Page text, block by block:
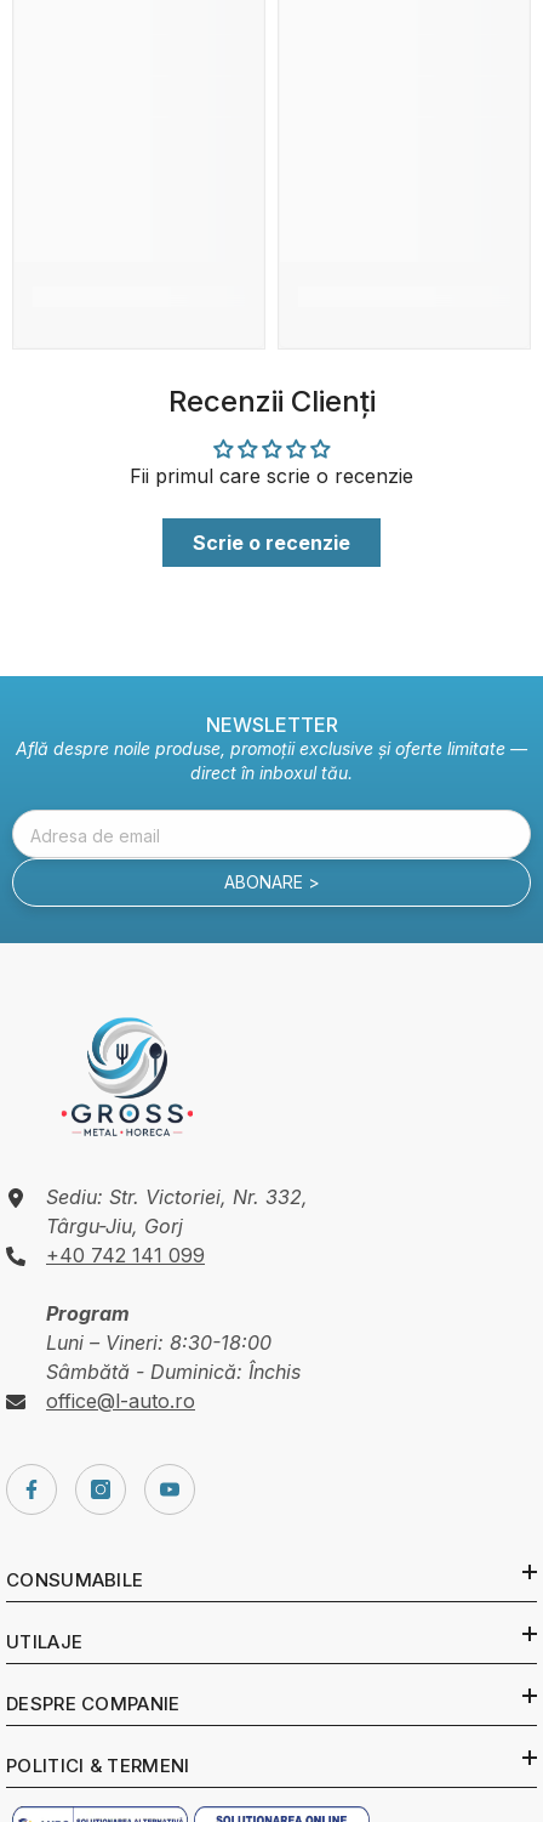
Recenzii Clienți
Fii primul care scrie o recenzie
Scrie o recenzie
NEWSLETTER
Află despre noile produse, promoții exclusive și oferte limitate —
direct în inboxul tău.
Adresa de email
ABONARE >
Sediu: Str. Victoriei, Nr. 332,
Târgu-Jiu, Gorj
+40 742 141 099
Program
Luni – Vineri: 8:30-18:00
Sâmbătă - Duminică: Închis
office@l-auto.ro
CONSUMABILE
UTILAJE
DESPRE COMPANIE
POLITICI & TERMENI